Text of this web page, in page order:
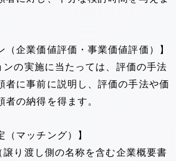
（企業価値評価・事業価値評価）】
の実施に当たっては、評価の手法
者に事前に説明し、評価の手法や価
の納得を得ます。
（マッチング）】
り渡し側の名称を含む企業概要書